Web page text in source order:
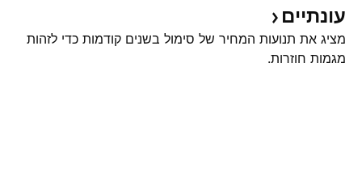
עונתיים
מציג את תנועות המחיר של סימול בשנים קודמות כדי לזהות
מגמות חוזרות.